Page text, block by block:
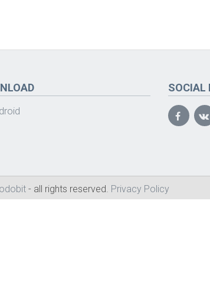
SOCIAL
- all rights reserved. Privacy Policy